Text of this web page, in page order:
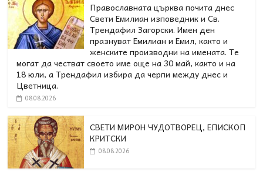
Православната църква почита днес
Свети Емилиан изповедник и Св.
Трендафил Загорски. Имен ден
празнуват Емилиан и Емил, както и
женските производни на имената. Те
могат да честват своето име още на 30 май, както и на
18 юли, а Трендафил избира да черпи между днес и
Цветница.
08.08.2026
СВЕТИ МИРОН ЧУДОТВОРЕЦ, ЕПИСКОП
КРИТСКИ
08.08.2026